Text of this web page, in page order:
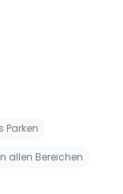
Parken
allen Bereichen